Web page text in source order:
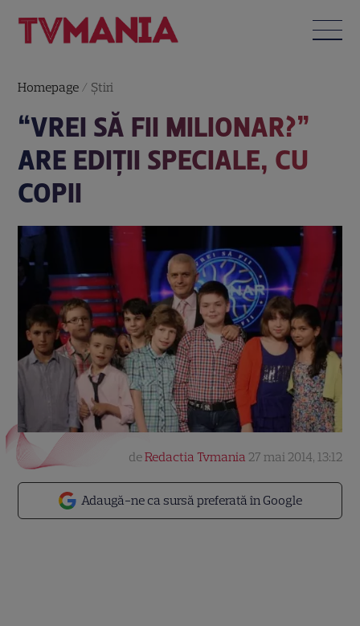
Homepage / Știri
“VREI SĂ FII MILIONAR?”
ARE EDIȚII SPECIALE, CU
COPII
Adaugă-ne ca sursă preferată în Google
deRedactia Tvmania 27 mai 2014, 13:12